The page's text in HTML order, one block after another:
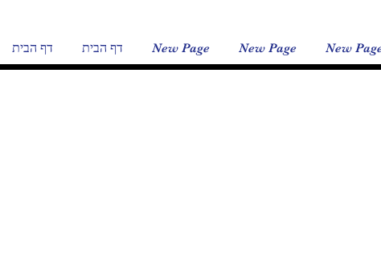
דף הבית דף הבית New Page New Page New